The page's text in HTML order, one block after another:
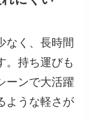
なく、長時間
。持ち運びも
ーンで大活躍
ような軽さが